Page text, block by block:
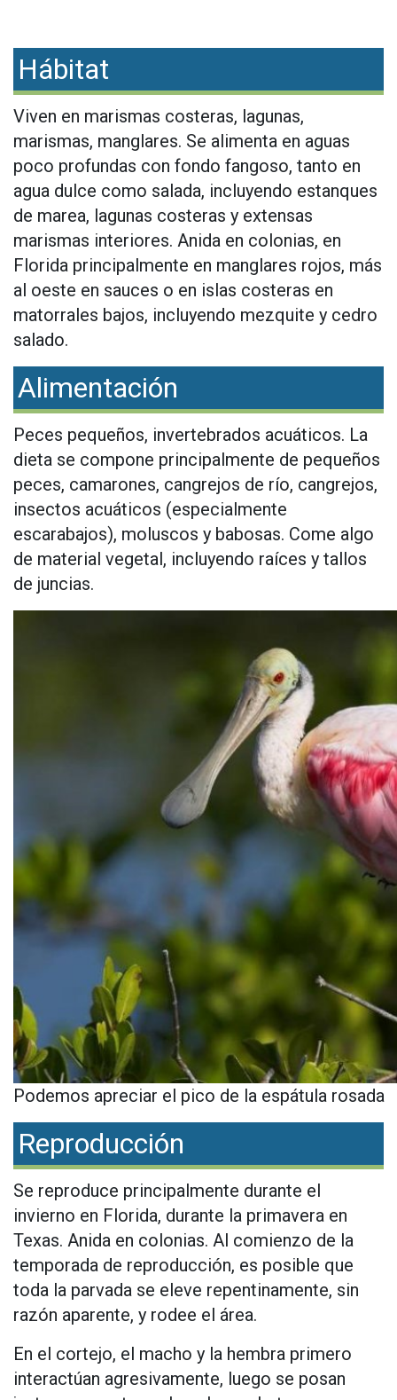
Hábitat
Viven en marismas costeras, lagunas,
marismas, manglares. Se alimenta en aguas
poco profundas con fondo fangoso, tanto en
agua dulce como salada, incluyendo estanques
de marea, lagunas costeras y extensas
marismas interiores. Anida en colonias, en
Florida principalmente en manglares rojos, más
al oeste en sauces o en islas costeras en
matorrales bajos, incluyendo mezquite y cedro
salado.
Alimentación
Peces pequeños, invertebrados acuáticos. La
dieta se compone principalmente de pequeños
peces, camarones, cangrejos de río, cangrejos,
insectos acuáticos (especialmente
escarabajos), moluscos y babosas. Come algo
de material vegetal, incluyendo raíces y tallos
de juncias.
Podemos apreciar el pico de la espátula rosada
Reproducción
Se reproduce principalmente durante el
invierno en Florida, durante la primavera en
Texas. Anida en colonias. Al comienzo de la
temporada de reproducción, es posible que
toda la parvada se eleve repentinamente, sin
razón aparente, y rodee el área.
En el cortejo, el macho y la hembra primero
interactúan agresivamente, luego se posan